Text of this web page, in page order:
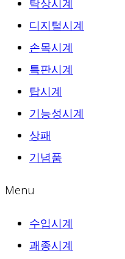
탁상시계
디지털시계
손목시계
특판시계
탑시계
기능성시계
상패
기념품
Menu
수입시계
괘종시계